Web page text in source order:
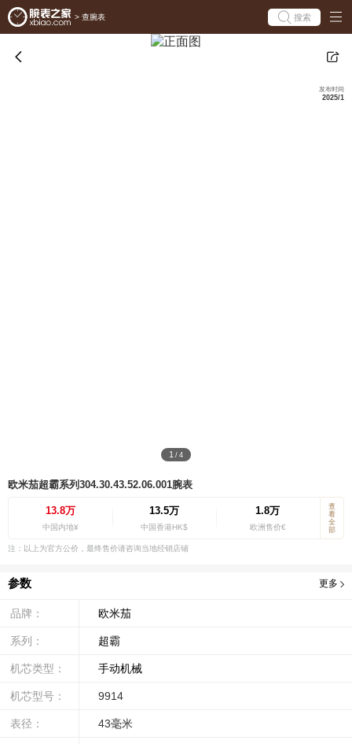
> 查腕表 搜索
1 / 4
发布时间
2025/1
欧米茄超霸系列304.30.43.52.06.001腕表
13.8万
中国内地¥
13.5万
中国香港HK$
1.8万
欧洲售价€
查
看
全
部
注：以上为官方公价，最终售价请咨询当地经销店铺
参数 更多
品牌： 欧米茄
系列： 超霸
机芯类型： 手动机械
机芯型号： 9914
表径： 43毫米